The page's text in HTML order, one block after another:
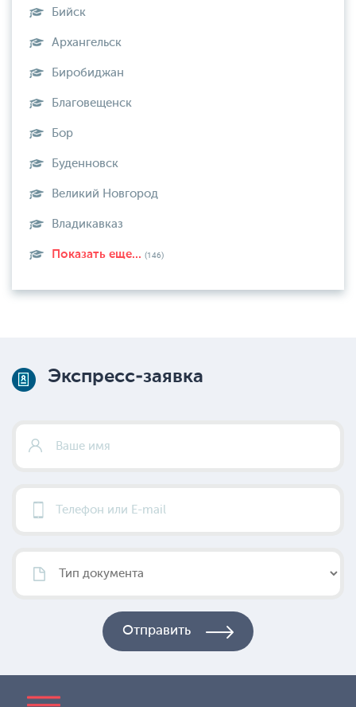
Бийск
Архангельск
Биробиджан
Благовещенск
Бор
Буденновск
Великий Новгород
Владикавказ
Показать еще... (146)
Экспресс-заявка